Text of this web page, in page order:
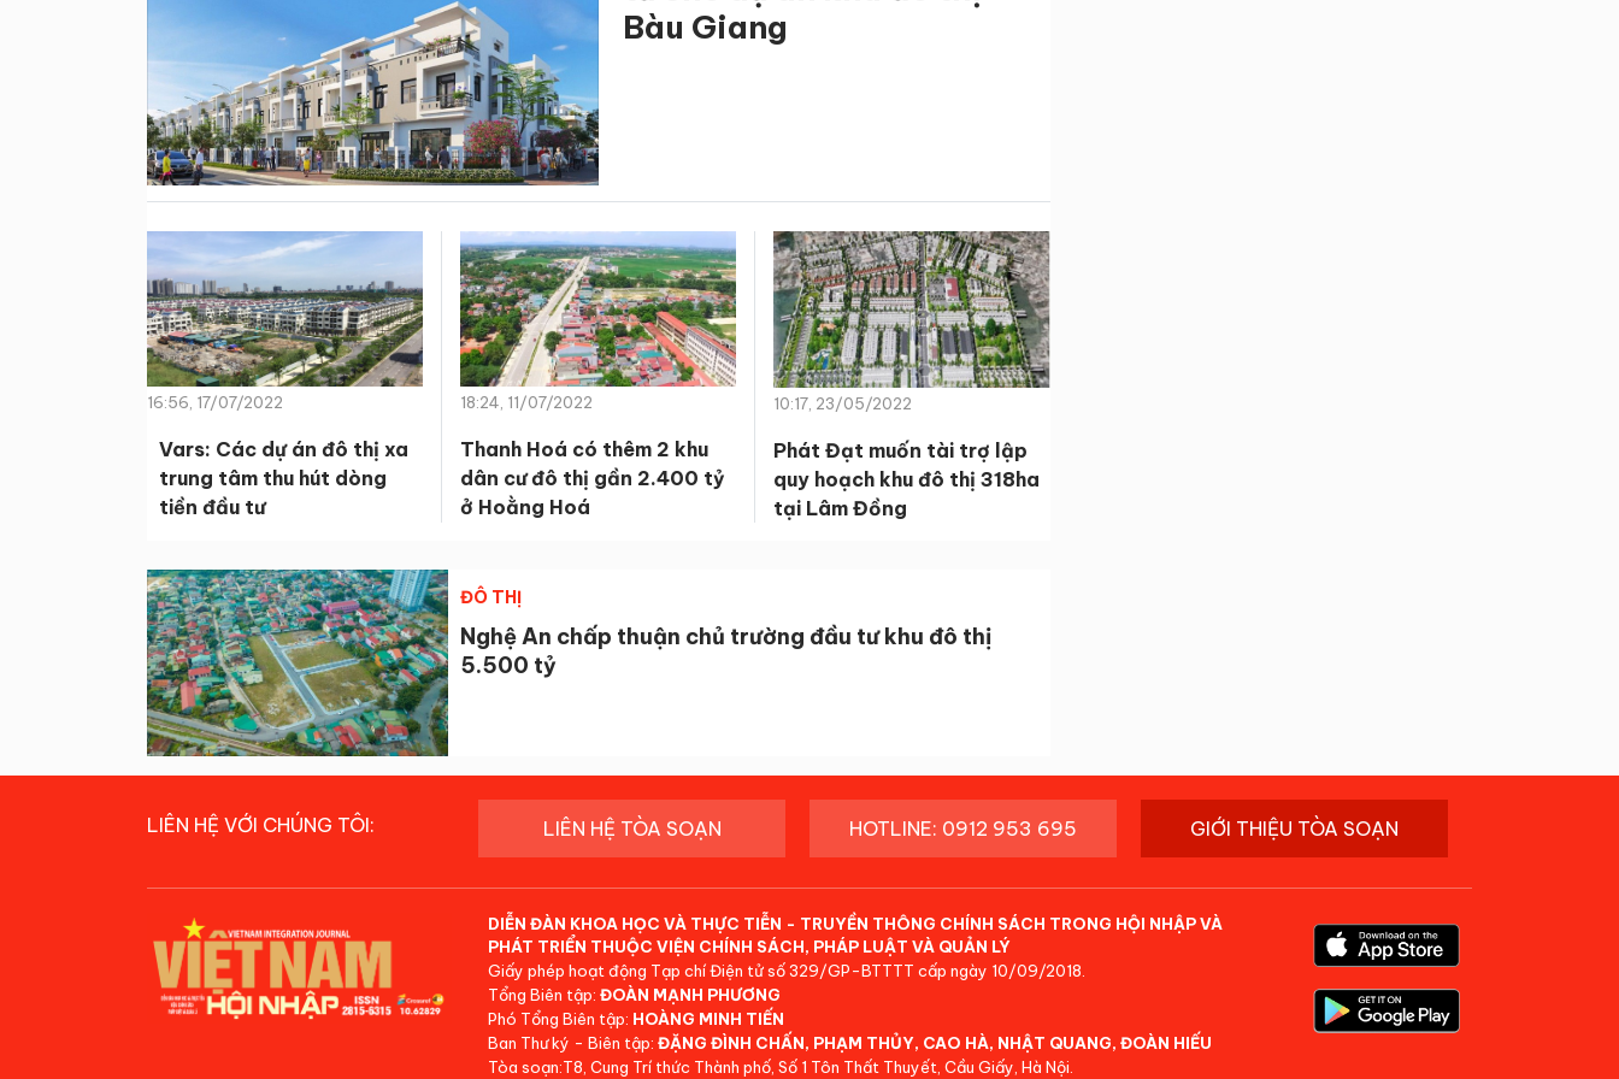
Bàu Giang
16:56, 17/07/2022
Vars: Các dự án đô thị xa
trung tâm thu hút dòng
tiền đầu tư
18:24, 11/07/2022
Thanh Hoá có thêm 2 khu
dân cư đô thị gần 2.400 tỷ
ở Hoằng Hoá
10:17, 23/05/2022
Phát Đạt muốn tài trợ lập
quy hoạch khu đô thị 318ha
tại Lâm Đồng
ĐÔ THỊ
Nghệ An chấp thuận chủ trường đầu tư khu đô thị
5.500 tỷ
LIÊN HỆ VỚI CHÚNG TÔI: LIÊN HỆ TÒA SOẠN HOTLINE: 0912 953 695 GIỚI THIỆU TÒA SOẠN
DIỄN ĐÀN KHOA HỌC VÀ THỰC TIỄN - TRUYỀN THÔNG CHÍNH SÁCH TRONG HỘI NHẬP VÀ
PHÁT TRIỂN THUỘC VIỆN CHÍNH SÁCH, PHÁP LUẬT VÀ QUẢN LÝ
Giấy phép hoạt động Tạp chí Điện tử số 329/GP-BTTTT cấp ngày 10/09/2018.
Tổng Biên tập: ĐOÀN MẠNH PHƯƠNG
Phó Tổng Biên tập: HOÀNG MINH TIẾN
Ban Thư ký - Biên tập: ĐẶNG ĐÌNH CHẤN, PHẠM THỦY, CAO HÀ, NHẬT QUANG, ĐOÀN HIẾU
Tòa soạn:T8, Cung Trí thức Thành phố, Số 1 Tôn Thất Thuyết, Cầu Giấy, Hà Nội.